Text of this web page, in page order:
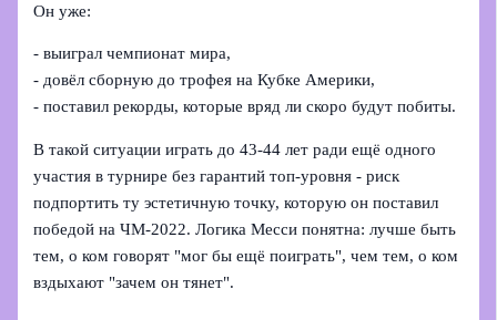
Он уже:
- выиграл чемпионат мира,
- довёл сборную до трофея на Кубке Америки,
- поставил рекорды, которые вряд ли скоро будут побиты.
В такой ситуации играть до 43-44 лет ради ещё одного
участия в турнире без гарантий топ-уровня - риск
подпортить ту эстетичную точку, которую он поставил
победой на ЧМ‑2022. Логика Месси понятна: лучше быть
тем, о ком говорят "мог бы ещё поиграть", чем тем, о ком
вздыхают "зачем он тянет".